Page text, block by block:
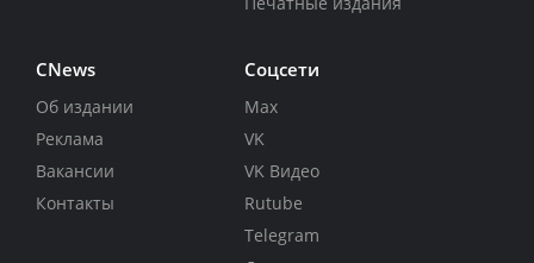
CNews
Об издании
Реклама
Вакансии
Контакты
Соцсети
Max
VK
VK Видео
Rutube
Telegram